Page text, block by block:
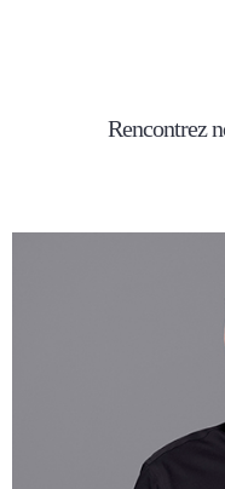
Rencontrez